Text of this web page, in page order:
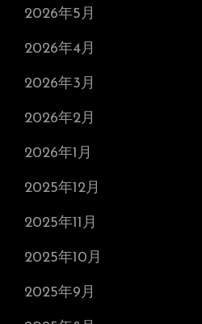
2026年5月
2026年4月
2026年3月
2026年2月
2026年1月
2025年12月
2025年11月
2025年10月
2025年9月